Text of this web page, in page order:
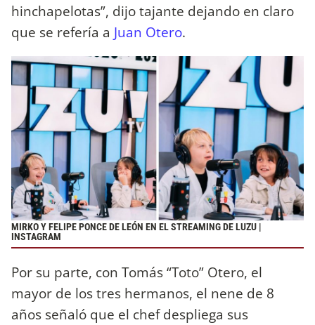
hinchapelotas”, dijo tajante dejando en claro
que se refería a Juan Otero.
MIRKO Y FELIPE PONCE DE LEÓN EN EL STREAMING DE LUZU |
INSTAGRAM
Por su parte, con Tomás “Toto” Otero, el
mayor de los tres hermanos, el nene de 8
años señaló que el chef despliega sus